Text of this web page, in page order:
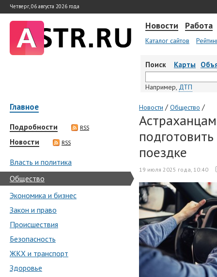
Четверг, 06 августа 2026 года
Новости Работа
Каталог сайтов
Поиск Карты
Например, ДТП
Главное
Подробности RSS
Новости RSS
Власть и политика
Общество
Экономика и бизнес
Закон и право
Происшествия
Безопасность
ЖКХ и транспорт
Здоровье
Новости / Общество /
поездке
19 июля 2025 года, 10:40